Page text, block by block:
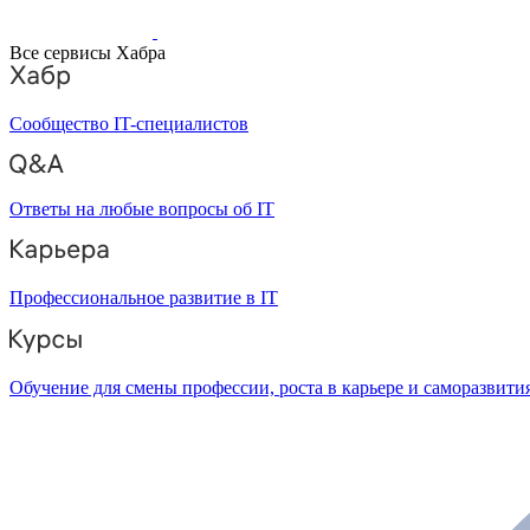
Все сервисы Хабра
Сообщество IT-специалистов
Ответы на любые вопросы об IT
Профессиональное развитие в IT
Обучение для смены профессии, роста в карьере и